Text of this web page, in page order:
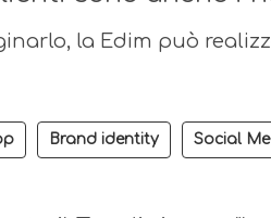
la Edim può
Brand identity Social